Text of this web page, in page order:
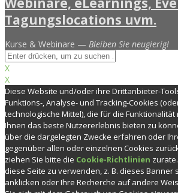
Kurse & Webinare — Bleiben Sie neugierig!
X
X
Diese Website und/oder ihre Drittanbieter-
Funktions-, Analyse- und Tracking-Cookies
technologische Mittel), die für die
Ihnen das beste Nutzererlebnis bieten zu
über die dargelegten Zwecke erfahren oder
gegenüber allen oder einzelnen Cookies
ziehen Sie bitte die Cookie-Richtlinien
diese Seite zu verwenden, z. B. dieses Banner
anklicken oder Ihre Recherche auf andere